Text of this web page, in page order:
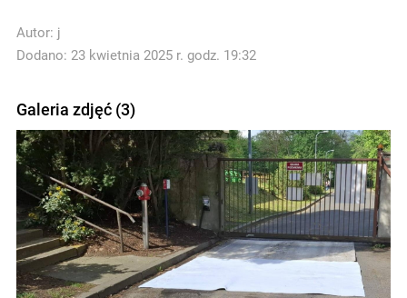
Autor: j
Dodano: 23 kwietnia 2025 r. godz. 19:32
Galeria zdjęć (3)